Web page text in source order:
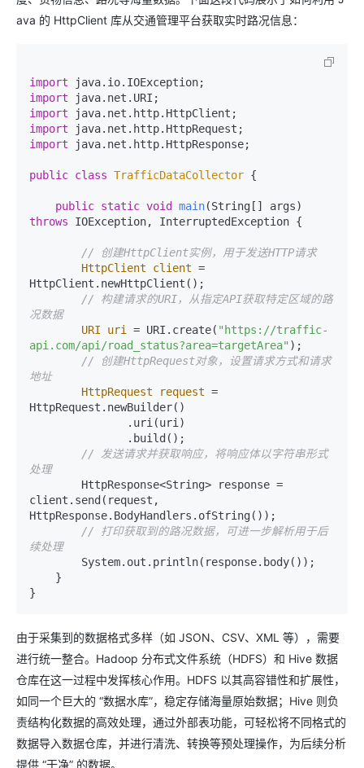
ava 的 HttpClient 库从交通管理平台获取实时路况信息：
import
import
import
import
import java.net.http.HttpResponse;
public class TrafficDataCollector {
public static void main(String[] args)
throws IOException, InterruptedException {
// 创建HttpClient实例，用于发送HTTP请求
HttpClient
client =
HttpClient.newHttpClient();
// 构建请求的URI，从指定API获取特定区域的路
况数据
URI
uri = URI.create( "https://traffic-
api.com/api/road_status?area=targetArea" );
// 创建HttpRequest对象，设置请求方式和请求
地址
HttpRequest
request =
HttpRequest.newBuilder()
// 发送请求并获取响应，将响应体以字符串形式
处理
client.send(request,
HttpResponse.BodyHandlers.ofString());
// 打印获取到的路况数据，可进一步解析用于后
续处理
由于采集到的数据格式多样（如 JSON、CSV、XML 等），需要
进行统一整合。Hadoop 分布式文件系统（HDFS）和 Hive 数据
仓库在这一过程中发挥核心作用。HDFS 以其高容错性和扩展性，
如同一个巨大的 “数据水库”，稳定存储海量原始数据；Hive 则负
责结构化数据的高效处理，通过外部表功能，可轻松将不同格式的
数据导入数据仓库，并进行清洗、转换等预处理操作，为后续分析
提供 “干净” 的数据。